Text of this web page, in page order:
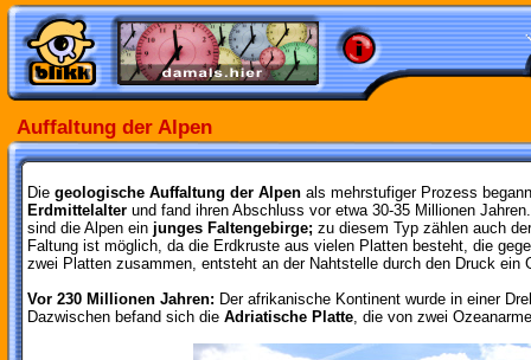
Auffaltung der Alpen
Die geologische Auffaltung der Alpen als mehrstufiger Prozess
Erdmittelalter und fand ihren Abschluss vor etwa 30-35 Millionen
sind die Alpen ein junges Faltengebirge; zu diesem Typ zählen auch
Faltung ist möglich, da die Erdkruste aus vielen Platten besteht, die
zwei Platten zusammen, entsteht an der Nahtstelle durch den Druck ein
Vor 230 Millionen Jahren: Der afrikanische Kontinent wurde in einer
Dazwischen befand sich die Adriatische Platte, die von zwei